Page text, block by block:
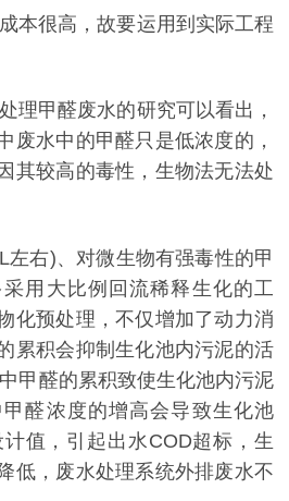
本很高，故要运用到实际工程
理甲醛废水的研究可以看出，
废水中的甲醛只是低浓度的，
其较高的毒性，生物法无法处
左右)、对微生物有强毒性的甲
用大比例回流稀释生化的工
化预处理，不仅增加了动力消
累积会抑制生化池内污泥的活
甲醛的累积致使生化池内污泥
醛浓度的增高会导致生化池
值，引起出水COD超标，生
低，废水处理系统外排废水不